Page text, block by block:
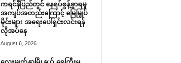
ကရင်နီပြည်တွင် နေရပ်စွန့်ခွာရမှု
အကျပ်အတည်းကြောင့် မြေမြှုပ်
မိုင်းများ အရေးပေါ်ရှင်းလင်းရန်
လိုအပ်နေ
August 6, 2026